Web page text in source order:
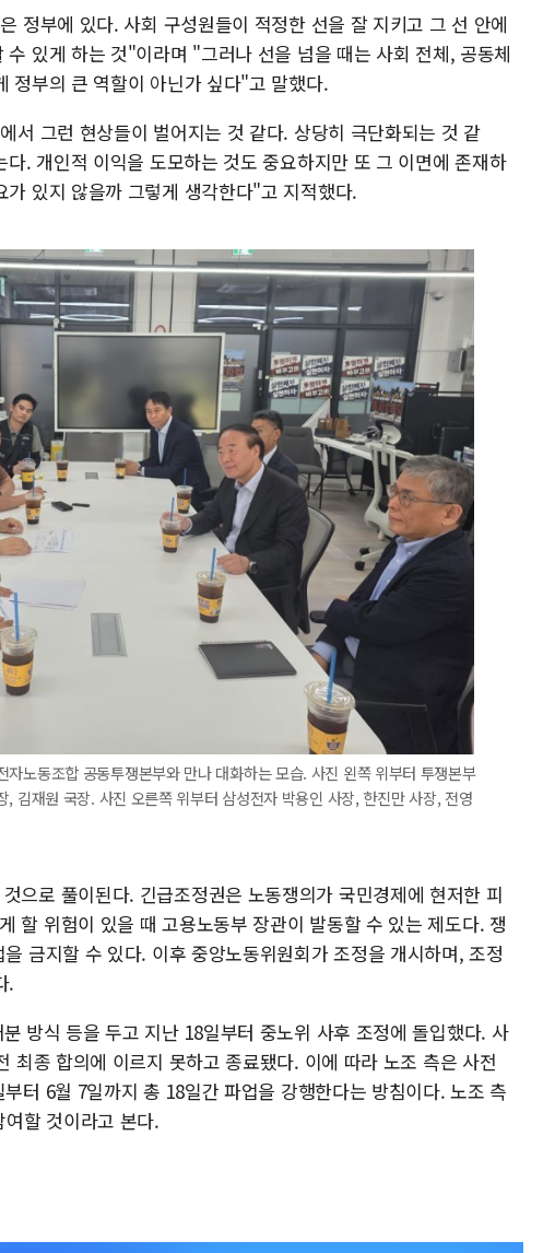
정부에 있다. 사회 구성원들이 적정한 선을 잘 지키고 그 선 안에
있게 하는 것"이라며 "그러나 선을 넘을 때는 사회 전체, 공동체
정부의 큰 역할이 아닌가 싶다"고 말했다.
서 그런 현상들이 벌어지는 것 같다. 상당히 극단화되는 것 같
. 개인적 이익을 도모하는 것도 중요하지만 또 그 이면에 존재하
있지 않을까 그렇게 생각한다"고 지적했다.
노동조합 공동투쟁본부와 만나 대화하는 모습. 사진 왼쪽 위부터 투쟁본부
김재원 국장. 사진 오른쪽 위부터 삼성전자 박용인 사장, 한진만 사장, 전영
으로 풀이된다. 긴급조정권은 노동쟁의가 국민경제에 현저한 피
할 위험이 있을 때 고용노동부 장관이 발동할 수 있는 제도다. 쟁
금지할 수 있다. 이후 중앙노동위원회가 조정을 개시하며, 조정
.
방식 등을 두고 지난 18일부터 중노위 사후 조정에 돌입했다. 사
최종 합의에 이르지 못하고 종료됐다. 이에 따라 노조 측은 사전
터 6월 7일까지 총 18일간 파업을 강행한다는 방침이다. 노조 측
할 것이라고 본다.